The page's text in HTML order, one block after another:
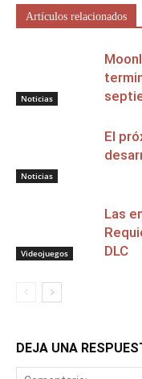
Artículos relacionados
Noticias
Noticias
El
Videojuegos
Las
DLC
DEJA UNA